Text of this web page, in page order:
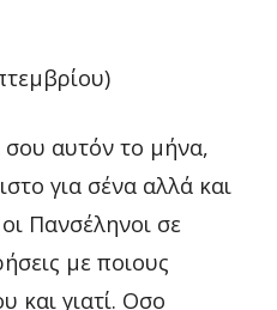
σου αυτόν το μήνα,
για σένα αλλά και
Πανσέληνοι σε
με ποιους
και γιατί. Οσο